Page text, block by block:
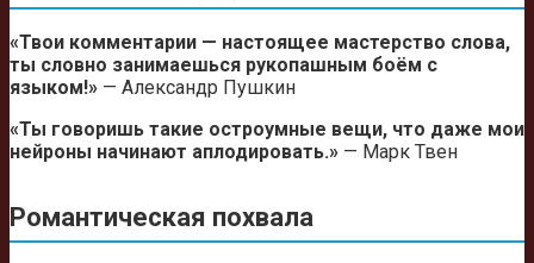
«Твои комментарии — настоящее мастерство слова,
ты словно занимаешься рукопашным боём с
языком!» — Александр Пушкин
«Ты говоришь такие остроумные вещи, что даже мои
нейроны начинают аплодировать.» — Марк Твен
Романтическая похвала